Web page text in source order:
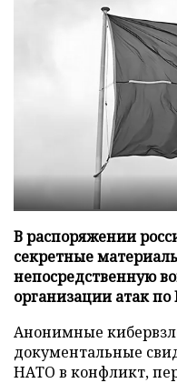
В распоряжении
секретные
непосредственную
организации атак по
Анонимные
документальные
НАТО в конфликт,